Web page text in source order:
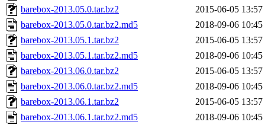
barebox-2013.05.0.tar.bz2
2015-06-05 13:57
barebox-2013.05.0.tar.bz2.md5
2018-09-06 10:45
barebox-2013.05.1.tar.bz2
2015-06-05 13:57
barebox-2013.05.1.tar.bz2.md5
2018-09-06 10:45
barebox-2013.06.0.tar.bz2
2015-06-05 13:57
barebox-2013.06.0.tar.bz2.md5
2018-09-06 10:45
barebox-2013.06.1.tar.bz2
2015-06-05 13:57
barebox-2013.06.1.tar.bz2.md5
2018-09-06 10:45